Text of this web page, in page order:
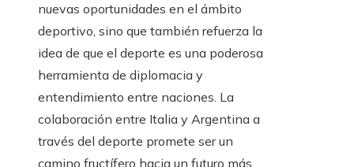
nuevas oportunidades en el ámbito
deportivo, sino que también refuerza la
idea de que el deporte es una poderosa
herramienta de diplomacia y
entendimiento entre naciones. La
colaboración entre Italia y Argentina a
través del deporte promete ser un
camino fructífero hacia un futuro más